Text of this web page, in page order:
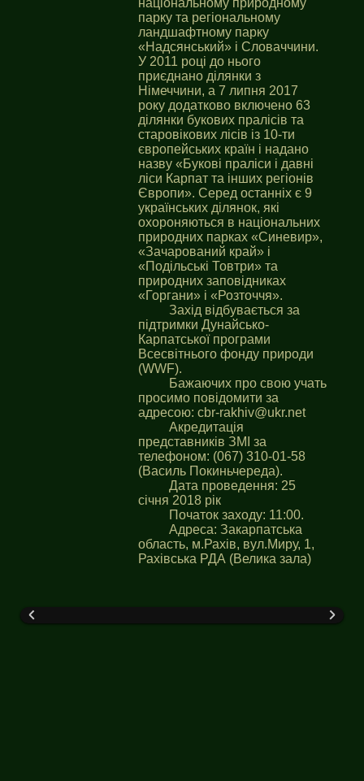
національному природному
парку та регіональному
ландшафтному парку
«Надсянський» і Словаччини.
У 2011 році до нього
приєднано ділянки з
Німеччини, а 7 липня 2017
року додатково включено 63
ділянки букових пралісів та
старовікових лісів із 10-ти
європейських країн і надано
назву «Букові праліси і давні
ліси Карпат та інших регіонів
Європи». Серед останніх є 9
українських ділянок, які
охороняються в національних
природних парках «Синевир»,
«Зачарований край» і
«Подільські Товтри» та
природних заповідниках
«Горгани» і «Розточчя».
Захід відбувається за
підтримки Дунайсько-
Карпатської програми
Всесвітнього фонду природи
(WWF).
Бажаючих про свою учать
просимо повідомити за
адресою: cbr-rakhiv@ukr.net
Акредитація
представників ЗМІ за
телефоном: (067) 310-01-58
(Василь Покиньчереда).
Дата проведення: 25
січня 2018 рік
Початок заходу: 11:00.
Адреса: Закарпатська
область, м.Рахів, вул.Миру, 1,
Рахівська РДА (Велика зала)